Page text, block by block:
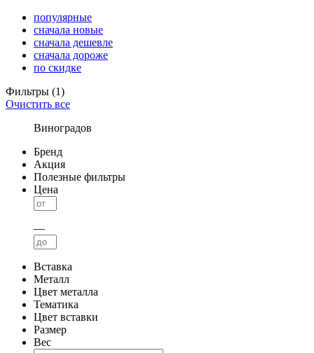
популярные
сначала новые
сначала дешевле
сначала дороже
по скидке
Фильтры (1)
Очистить все
Виноградов
Бренд
Акция
Полезные фильтры
Цена
—
Вставка
Металл
Цвет металла
Тематика
Цвет вставки
Размер
Вес